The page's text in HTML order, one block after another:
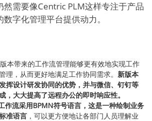
然需要像Centric PLM这样专注于产品
字化管理平台提供动力。
本带来的工作流管理能够更有效地实现工作
理，从而更好地满足工作协同需求。 新版本
挥设计研发协同的优势，并与微信、钉钉等
，大大提高了远程办公的即时响应性。
作流采用BPMN符号语言，这是一种绘制业务
准语言 ，可以更方便地让各部门人员理解业